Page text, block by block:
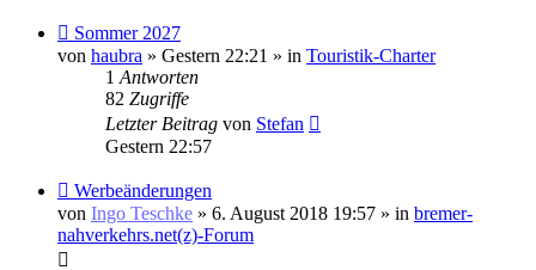
Neuer
Beitrag
Sommer 2027
von haubra » Gestern 22:21 » in Touristik-Charter
1 Antworten
82 Zugriffe
Letzter Beitrag von Stefan
Gestern 22:57
Neuer
Beitrag
Werbeänderungen
von Ingo Teschke » 6. August 2018 19:57 » in bremer-
nahverkehrs.net(z)-Forum